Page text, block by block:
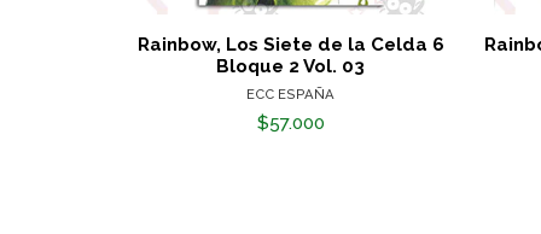
Rainbow, Los Siete de la Celda 6
Bloque 2 Vol. 03
ECC ESPAÑA
$57.000